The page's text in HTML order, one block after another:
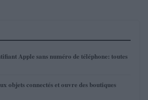
Apple sans numéro de téléphone: toutes
objets connectés et ouvre des boutiques